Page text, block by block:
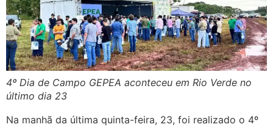
4º Dia de Campo GEPEA aconteceu em Rio Verde no
último dia 23
Na manhã da última quinta-feira, 23, foi realizado o 4º